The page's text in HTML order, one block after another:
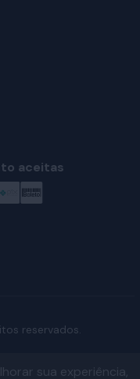
aceitas
reservados.
sua experiência,